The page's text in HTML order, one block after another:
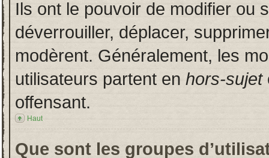
Ils ont le pouvoir de modifier ou
déverrouiller, déplacer,
modèrent. Généralement, les
utilisateurs partent en hors-sujet
offensant.
Haut
Que sont les groupes